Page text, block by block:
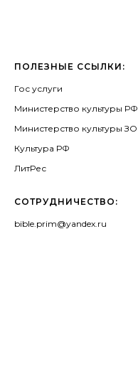
ПОЛЕЗНЫЕ ССЫЛКИ:
Гос услуги
Министерство культуры РФ
Министерство культуры ЗО
Культура РФ
ЛитРес
СОТРУДНИЧЕСТВО:
bible.prim@yandex.ru